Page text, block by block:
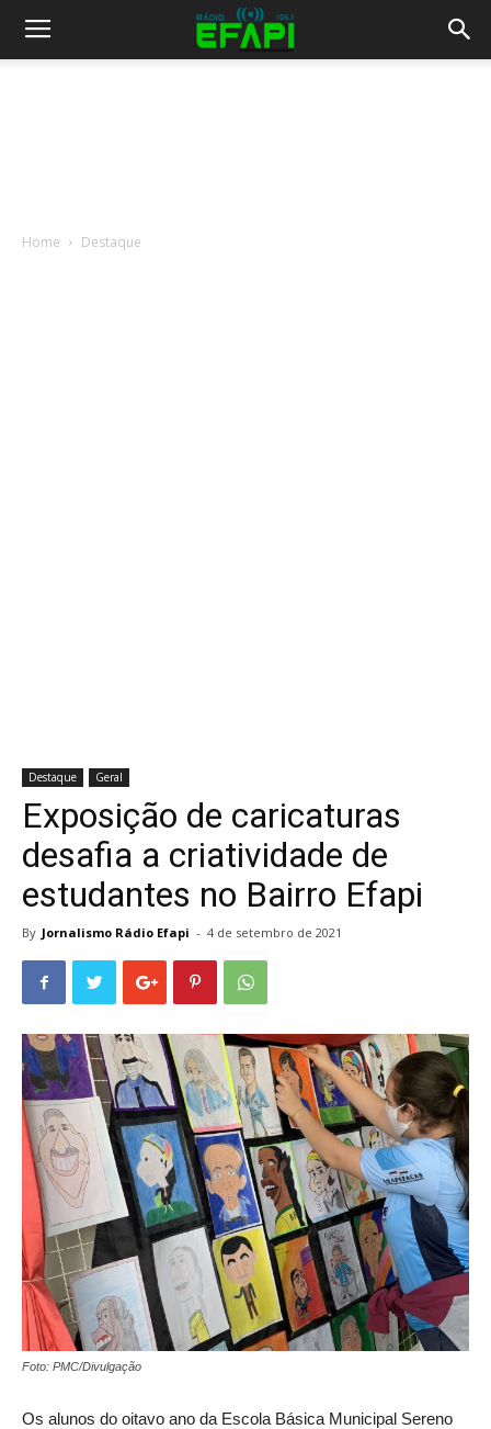
Home Destaque
Destaque Geral
Exposição de caricaturas
desafia a criatividade de
estudantes no Bairro Efapi
By Jornalismo Rádio Efapi - 4 de setembro de 2021
Foto: PMC/Divulgação
Os alunos do oitavo ano da Escola Básica Municipal Sereno